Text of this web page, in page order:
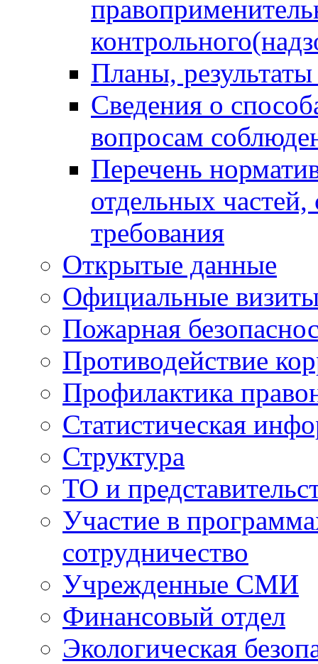
Планы,
Сведения о
вопросам
Перечень
отдельных
требования
Открытые данные
Официальные
Пожарная
Противодействие
Профилактика
Статистическая
Структура
ТО и
Участие в
сотрудничество
Учрежденные СМИ
Финансовый отдел
Экологическая